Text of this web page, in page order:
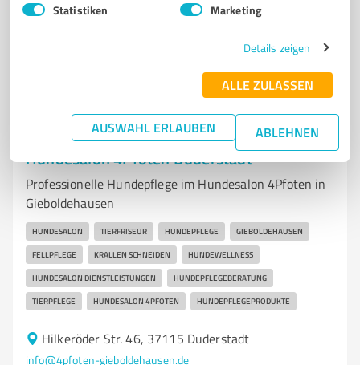
Statistiken Marketing
Details zeigen
ALLE ZULASSEN
AUSWAHL ERLAUBEN ABLEHNEN
Dienstleistungen
Hundesalon 4Pfoten Duderstadt
Professionelle Hundepflege im Hundesalon 4Pfoten in
Gieboldehausen
HUNDESALON TIERFRISEUR HUNDEPFLEGE GIEBOLDEHAUSEN
FELLPFLEGE KRALLEN SCHNEIDEN HUNDEWELLNESS
HUNDESALON DIENSTLEISTUNGEN HUNDEPFLEGEBERATUNG
TIERPFLEGE HUNDESALON 4PFOTEN HUNDEPFLEGEPRODUKTE
Hilkeröder Str. 46, 37115 Duderstadt
info@4pfoten-gieboldehausen.de